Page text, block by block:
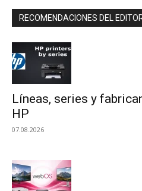
RECOMENDACIONES DEL
Líneas, series y
HP
07.08.2026